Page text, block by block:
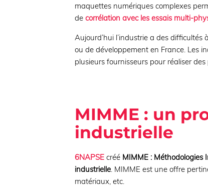
maquettes numériques complexes
decorrélation avec les essais multi-
Aujourd’hui l’industrie a des
ou de développement en France. Les
plusieurs fournisseurs pour réaliser
MIMME : un
industrielle
6NAPSE créé MIMME :
industrielle. MIMME est une offre
matériaux, etc.